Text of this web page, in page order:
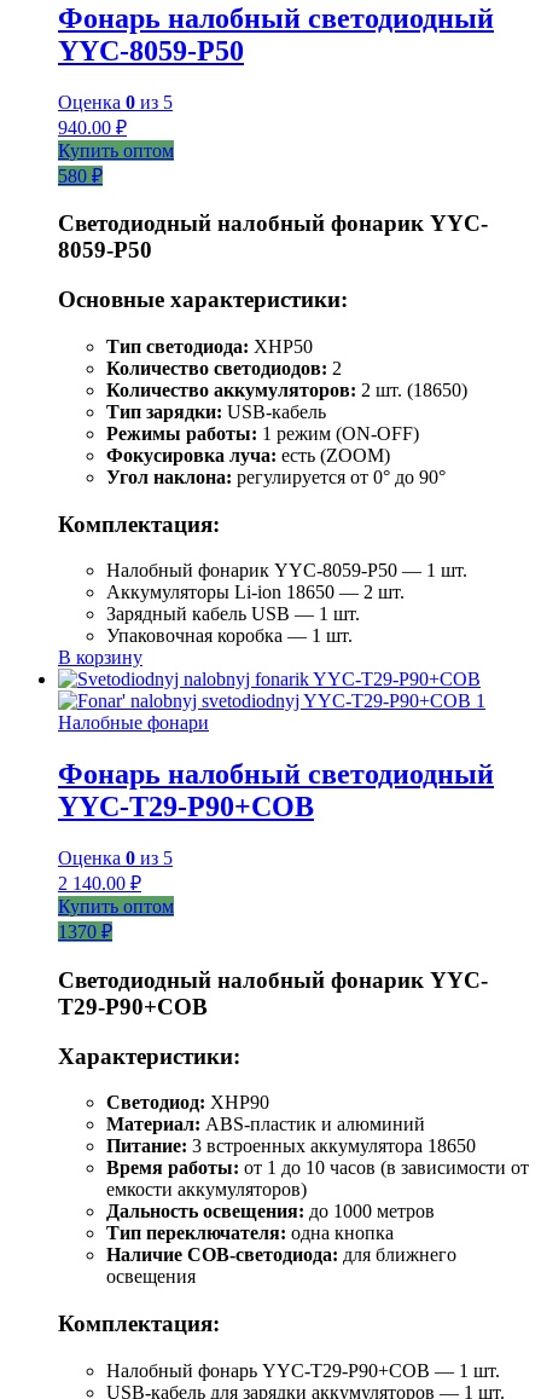
Фонарь налобный светодиодный
YYC-8059-P50
Оценка 0 из 5
940.00 ₽
Купить оптом
580 ₽
Светодиодный налобный фонарик YYC-
8059-P50
Основные характеристики:
Тип светодиода: XHP50
Количество светодиодов: 2
Количество аккумуляторов: 2 шт. (18650)
Тип зарядки: USB-кабель
Режимы работы: 1 режим (ON-OFF)
Фокусировка луча: есть (ZOOM)
Угол наклона: регулируется от 0° до 90°
Комплектация:
Налобный фонарик YYC-8059-P50 — 1 шт.
Аккумуляторы Li-ion 18650 — 2 шт.
Зарядный кабель USB — 1 шт.
Упаковочная коробка — 1 шт.
В корзину
Налобные фонари
Фонарь налобный светодиодный
YYC-T29-P90+COB
Оценка 0 из 5
2 140.00 ₽
Купить оптом
1370 ₽
Светодиодный налобный фонарик YYC-
T29-P90+COB
Характеристики:
Светодиод: XHP90
Материал: ABS-пластик и алюминий
Питание: 3 встроенных аккумулятора 18650
Время работы: от 1 до 10 часов (в зависимости от
емкости аккумуляторов)
Дальность освещения: до 1000 метров
Тип переключателя: одна кнопка
Наличие COB-светодиода: для ближнего
освещения
Комплектация:
Налобный фонарь YYC-T29-P90+COB — 1 шт.
USB-кабель для зарядки аккумуляторов — 1 шт.